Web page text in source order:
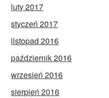
luty 2017
styczeń 2017
listopad 2016
październik 2016
wrzesień 2016
sierpień 2016